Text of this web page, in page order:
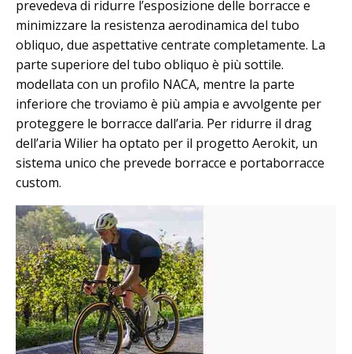
prevedeva di ridurre l’esposizione delle borracce e
minimizzare la resistenza aerodinamica del tubo
obliquo, due aspettative centrate completamente. La
parte superiore del tubo obliquo è più sottile.
modellata con un profilo NACA, mentre la parte
inferiore che troviamo è più ampia e avvolgente per
proteggere le borracce dall’aria. Per ridurre il drag
dell’aria Wilier ha optato per il progetto Aerokit, un
sistema unico che prevede borracce e portaborracce
custom.